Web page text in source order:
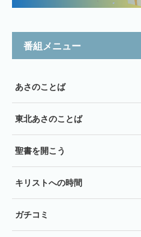
番組メニュー
あさのことば
東北あさのことば
聖書を開こう
キリストへの時間
ガチコミ